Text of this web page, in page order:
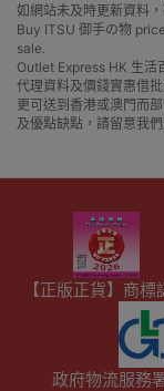
如網站未及時更新資料
Buy ITSU 御手の物
sale.
Outlet Express HK 生活
代理資料及價錢實惠借
更可送到香港或澳門而
及優點缺點，請留意我
【正版正貨】商標
政府物流服務